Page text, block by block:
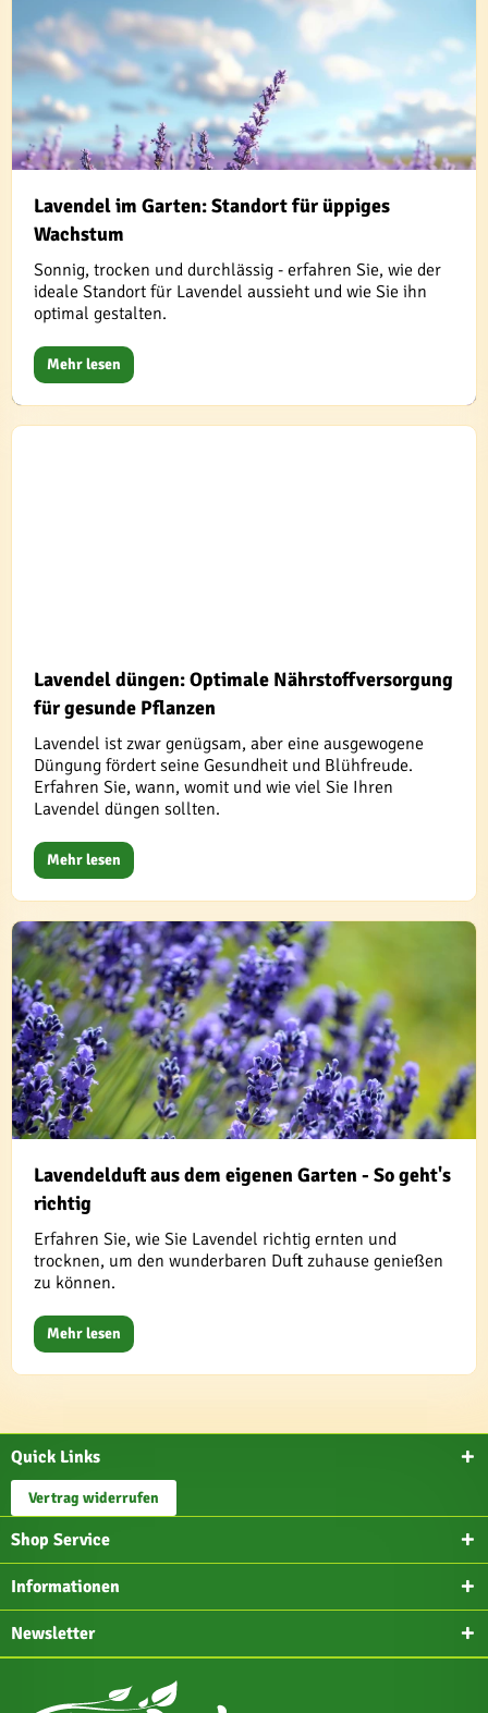
Lavendel im Garten: Standort für üppiges
Wachstum
Sonnig, trocken und durchlässig - erfahren Sie, wie der
ideale Standort für Lavendel aussieht und wie Sie ihn
optimal gestalten.
Mehr lesen
Lavendel düngen: Optimale Nährstoffversorgung
für gesunde Pflanzen
Lavendel ist zwar genügsam, aber eine ausgewogene
Düngung fördert seine Gesundheit und Blühfreude.
Erfahren Sie, wann, womit und wie viel Sie Ihren
Lavendel düngen sollten.
Mehr lesen
Lavendelduft aus dem eigenen Garten - So geht's
richtig
Erfahren Sie, wie Sie Lavendel richtig ernten und
trocknen, um den wunderbaren Duft zuhause genießen
zu können.
Mehr lesen
Quick Links
Vertrag widerrufen
Shop Service
Informationen
Newsletter